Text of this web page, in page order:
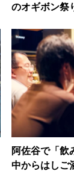
のオギボン祭
阿佐谷で「
中からはしご